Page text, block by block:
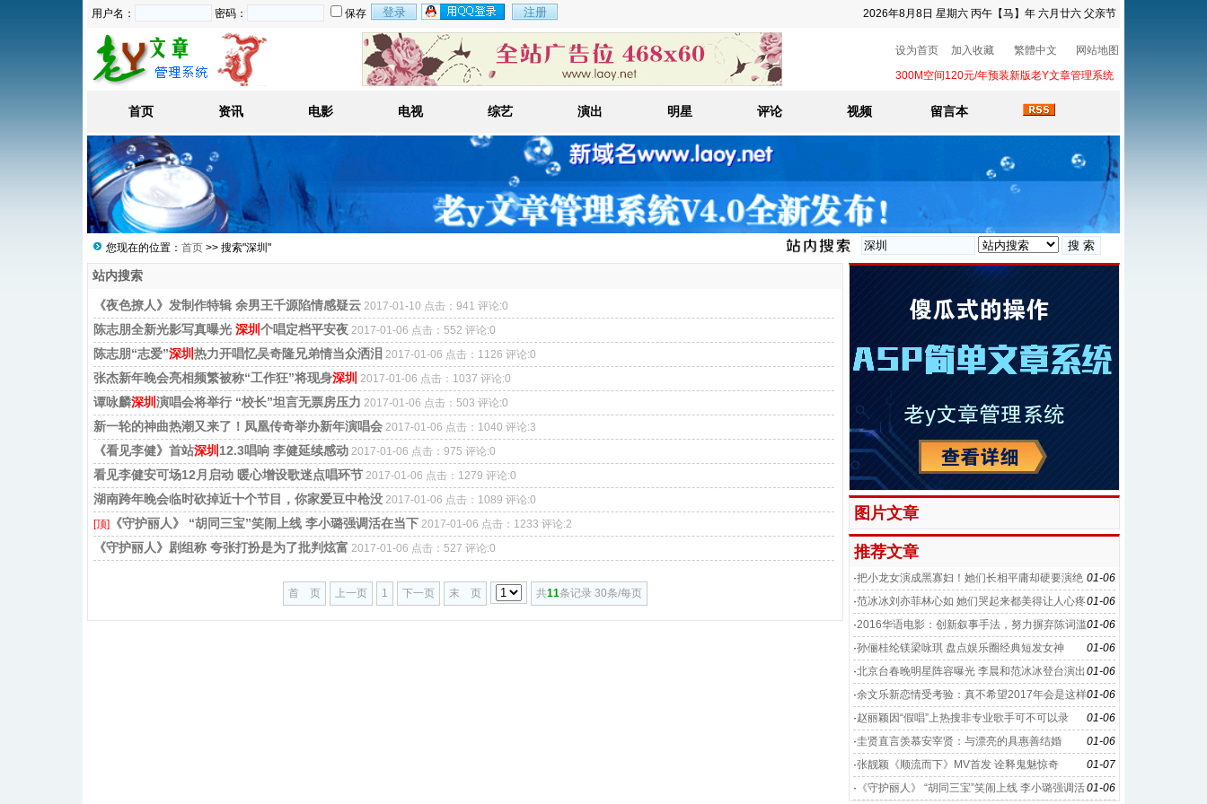
2026年8月8日 星期六 丙午【马】年 六月廿六 父亲节
用户名： 密码： 保存
设为首页 加入收藏 繁體中文
网站地图
300M空间120元/年预装新版老Y文章管理系统
首页 资讯 电影 电视 综艺 演出 明星 评论 视频 留言本
您现在的位置： 首页 >> 搜索"深圳"
站内搜索
《夜色撩人》发制作特辑 余男王千源陷情感疑云 2017-01-10 点击：941 评论:0
陈志朋全新光影写真曝光 深圳 个唱定档平安夜 2017-01-06 点击：552 评论:0
陈志朋“志爱”深圳 热力开唱忆吴奇隆兄弟情当众洒泪 2017-01-06 点击：1126 评论:0
张杰新年晚会亮相频繁被称“工作狂”将现身深圳 2017-01-06 点击：1037 评论:0
谭咏麟深圳 演唱会将举行 “校长”坦言无票房压力 2017-01-06 点击：503 评论:0
新一轮的神曲热潮又来了！凤凰传奇举办新年演唱会 2017-01-06 点击：1040 评论:3
《看见李健》首站深圳 12.3唱响 李健延续感动 2017-01-06 点击：975 评论:0
看见李健安可场12月启动 暖心增设歌迷点唱环节 2017-01-06 点击：1279 评论:0
湖南跨年晚会临时砍掉近十个节目，你家爱豆中枪没 2017-01-06 点击：1089 评论:0
[顶]
《守护丽人》 “胡同三宝”笑闹上线 李小璐强调活在当下 2017-01-06 点击：1233 评论:2
《守护丽人》剧组称 夸张打扮是为了批判炫富 2017-01-06 点击：527 评论:0
首 页 上一页 1 下一页 末 页 共11条记录 30条/每页
图片文章
推荐文章
01-06
·把小龙女演成黑寡妇！她们长相平庸却硬要演绝
世美女
01-06
·范冰冰刘亦菲林心如 她们哭起来都美得让人心疼
01-06
·2016华语电影：创新叙事手法，努力摒弃陈词滥
调
01-06
·孙俪桂纶镁梁咏琪 盘点娱乐圈经典短发女神
01-06
·北京台春晚明星阵容曝光 李晨和范冰冰登台演出
01-06
·余文乐新恋情受考验：真不希望2017年会是这样
的开始
01-06
·赵丽颖因“假唱”上热搜非专业歌手可不可以录
唱？
01-06
·圭贤直言羡慕安宰贤：与漂亮的具惠善结婚
01-07
·张靓颖《顺流而下》MV首发 诠释鬼魅惊奇
01-06
· 《守护丽人》 “胡同三宝”笑闹上线 李小璐强调活